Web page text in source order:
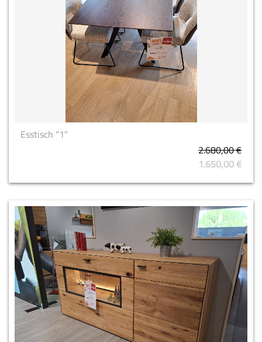
Esstisch "1"
2.680,00 €
1.650,00 €